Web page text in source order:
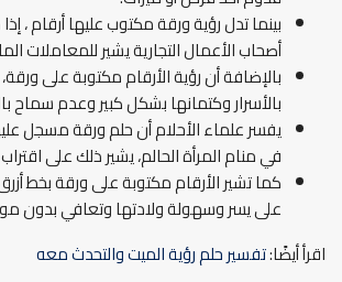
بينما تدل رؤية ورقة مكتوب عليها أرقام ،
أصحاب الأعمال التجارية يشير للمعاملات
بالإضافة أن رؤية الأرقام مكتوبة على
بالأسرار وكتمانها بشكل كبير وعدم سماح
يفسر علماء الأحلام أن حلم ورقة مسجل
في منام المرأة الحالم، يشير ذلك على
كما تشير الأرقام مكتوبة على ورقة بخط
على يسر وسهولة ولادتها وتعافي بدون
اقرأ أيضًا:تفسير حلم رؤية الميت والتحدث معه